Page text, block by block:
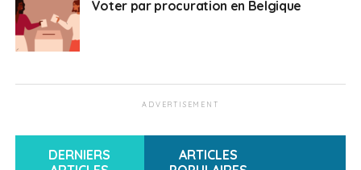
Voter par procuration en Belgique
ADVERTISEMENT
DERNIERS
ARTICLES